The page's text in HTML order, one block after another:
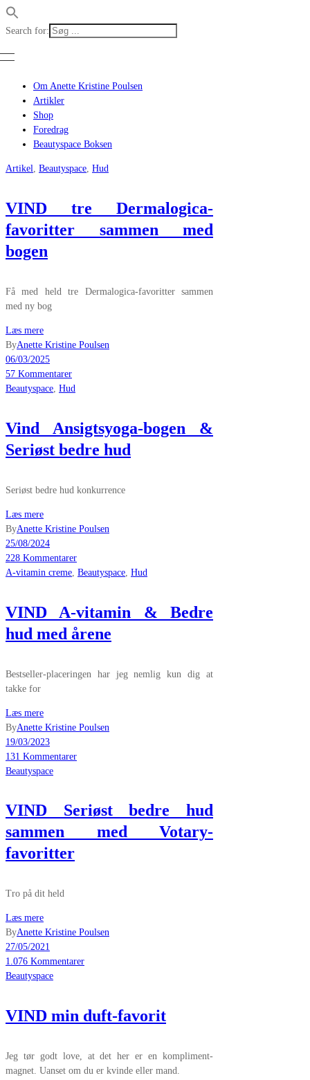
Search for:
Om Anette Kristine Poulsen
Artikler
Shop
Foredrag
Beautyspace Boksen
Artikel, Beautyspace, Hud
VIND tre Dermalogica-
favoritter sammen med
bogen
Få med held tre Dermalogica-favoritter sammen
med ny bog
Læs mere
ByAnette Kristine Poulsen
06/03/2025
57 Kommentarer
Beautyspace Hud
Vind Ansigtsyoga-bogen &
Seriøst bedre hud
Seriøst bedre hud konkurrence
Læs mere
ByAnette Kristine Poulsen
25/08/2024
228 Kommentarer
A-vitamin creme Beautyspace Hud
VIND A-vitamin & Bedre
hud med årene
Bestseller-placeringen har jeg nemlig kun dig at
takke for
Læs mere
ByAnette Kristine Poulsen
19/03/2023
131 Kommentarer
Beautyspace
VIND Seriøst bedre hud
sammen med Votary-
favoritter
Tro på dit held
Læs mere
ByAnette Kristine Poulsen
27/05/2021
1.076 Kommentarer
Beautyspace
VIND min duft-favorit
Jeg tør godt love, at det her er en kompliment-
magnet. Uanset om du er kvinde eller mand.